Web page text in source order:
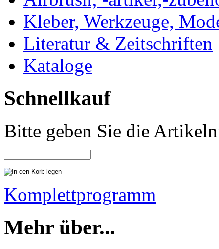
Kleber, Werkzeuge,
Literatur & Zeitschriften
Kataloge
Schnellkauf
Bitte geben Sie die
Komplettprogramm
Mehr über...